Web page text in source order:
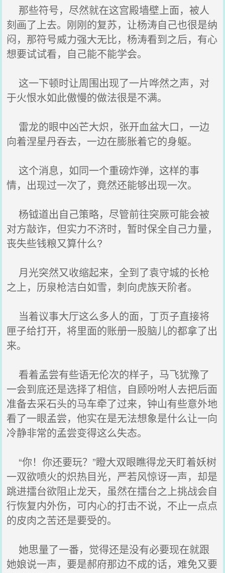
那些符号，尽然就在这宫殿墙壁上面，被人
刻画了上去。刚刚的复苏，让杨涛自己也很是纳
闷，那符号威力强大无比，杨涛看到之后，有心
想要试试看，自己能不能学会。
这一下顿时让周围出现了一片哗然之声，对
于火恨水如此傲慢的做法很是不满。
雷龙的眼中凶芒大炽，张开血盆大口，一边
向着涅星丹吞去，一边在膨胀着它的身躯。
这个消息，如同一个重磅炸弹，这样的事
情，出现过一次了，竟然还能够出现一次。
杨钺道出自己策略，尽管前往突厥可能会被
对方敲诈，但实力不济时，暂时保全自己力量，
丧失些钱粮又算什么?
月光突然又收缩起来，全到了袁守城的长枪
之上，历泉枪洁白如雪，刺向虎族天阶者。
当着议事大厅这么多人的面，丁页子直接将
匣子给打开，将里面的账册一股脑儿的都拿了出
来。
看着孟尝有些语无伦次的样子，马飞犹豫了
一会到底还是选择了相信，自顾吩咐人去把后面
准备去采石头的马车牵了过来，钟山有些意外地
看了一眼孟尝，他实在是无法想象是什么让一向
冷静非常的孟尝变得这么失态。
“你！你还要玩？”瞪大双眼瞧得龙天盯着妖树
一双欲喷火的炽热目光，严若风惊讶一声，却是
跳进擂台欲阻止龙天，虽然在擂台之上挑战会自
行恢复内外伤，可内心的打击不说，不止一点点
的皮肉之苦还是要受的。
她思量了一番，觉得还是没有必要现在就跟
她娘说一声，要是郝府那边不成的话，难免又要